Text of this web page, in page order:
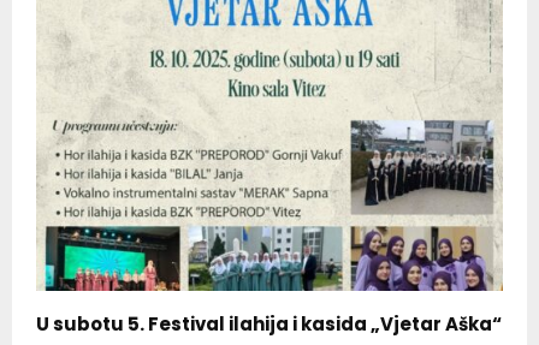
U subotu 5. Festival ilahija i kasida „Vjetar Aška“